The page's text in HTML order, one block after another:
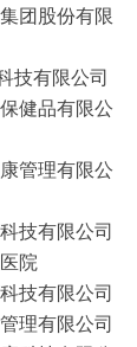
股份有限
有限公司
品有限公
理有限公
有限公司
院
有限公司
有限公司